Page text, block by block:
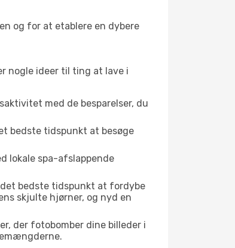
og for at etablere en dybere
nogle ideer til ting at lave i
med de besparelser, du
bedste tidspunkt at besøge
lokale spa-afslappende
bedste tidspunkt at fordybe
skjulte hjørner, og nyd en
der fotobomber dine billeder i